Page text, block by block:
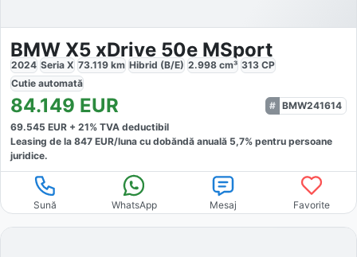
BMW X5 xDrive 50e MSport
2024 Seria X 73.119 km Hibrid (B/E) 2.998 cm³ 313 CP
Cutie automată
84.149 EUR
BMW241614
69.545 EUR + 21% TVA deductibil
Leasing de la 847 EUR/luna cu dobăndă anuală 5,7% pentru persoane
juridice.
Sună WhatsApp Mesaj Favorite